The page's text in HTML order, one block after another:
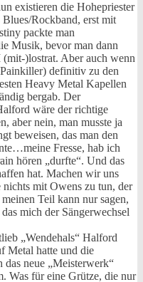
existieren die Hohepriester
Rockband, erst mit
packte man
Musik, bevor man dann
)lostrat. Aber auch wenn
definitiv zu den
Heavy Metal Kapellen
bergab. Der
wäre der richtige
aber nein, man musste ja
beweisen, das man den
Fresse, hab ich
hören „durfte“. Und das
hat. Machen wir uns
nichts mit Owens zu tun, der
Teil kann nur sagen,
mich der Sängerwechsel
„Wendehals“ Halford
Metal hatte und die
neue „Meisterwerk“
Was für eine Grütze, die nur